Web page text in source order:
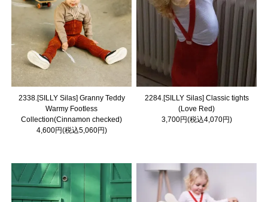
2338.[SILLY Silas] Granny Teddy
Warmy Footless
Collection(Cinnamon checked)
4,600円(税込5,060円)
2284.[SILLY Silas] Classic tights
(Love Red)
3,700円(税込4,070円)